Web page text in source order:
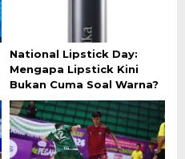
National Lipstick Day:
Mengapa Lipstick Kini
Bukan Cuma Soal Warna?